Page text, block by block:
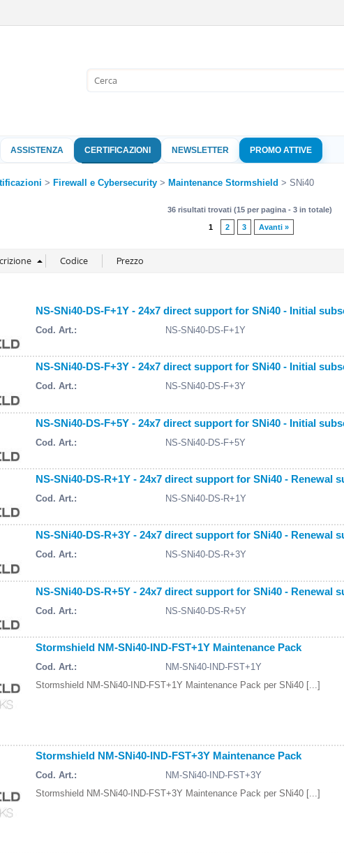
nome utente e la
clicca sul
Nome
Password:
ASSISTENZA CERTIFICAZIONI NEWSLETTER PROMO ATTIVE
Firewall e Cybersecurity Maintenance Stormshield SNi40
36 risultati trovati (15 per pagina - 3 in totale)
1 2 3 Avanti »
NS-SNi40-DS-F+1Y - 24x7 direct support for SNi40 - Initial
Cod. Art.: NS-SNi40-DS-F+1Y
NS-SNi40-DS-F+3Y - 24x7 direct support for SNi40 - Initial
Cod. Art.: NS-SNi40-DS-F+3Y
NS-SNi40-DS-F+5Y - 24x7 direct support for SNi40 - Initial
Cod. Art.: NS-SNi40-DS-F+5Y
NS-SNi40-DS-R+1Y - 24x7 direct support for SNi40 - Renewal
Cod. Art.: NS-SNi40-DS-R+1Y
NS-SNi40-DS-R+3Y - 24x7 direct support for SNi40 - Renewal
Cod. Art.: NS-SNi40-DS-R+3Y
NS-SNi40-DS-R+5Y - 24x7 direct support for SNi40 - Renewal
Cod. Art.: NS-SNi40-DS-R+5Y
Stormshield NM-SNi40-IND-FST+1Y Maintenance Pack
Cod. Art.:
NM-SNi40-IND-FST+1Y
Stormshield NM-SNi40-IND-FST+1Y Maintenance Pack per SNi40 [...]
Stormshield NM-SNi40-IND-FST+3Y Maintenance Pack
Cod. Art.:
NM-SNi40-IND-FST+3Y
Stormshield NM-SNi40-IND-FST+3Y Maintenance Pack per SNi40 [...]